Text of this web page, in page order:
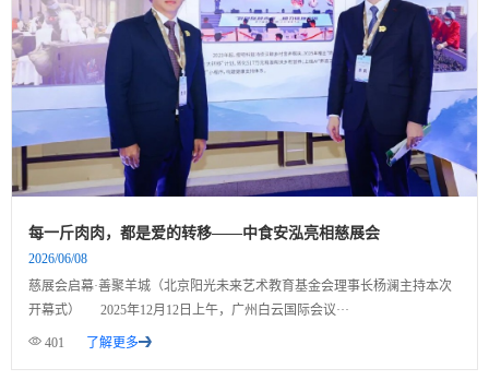
每一斤肉肉，都是爱的转移——中食安泓亮相慈展会
2026/06/08
慈展会启幕·善聚羊城（北京阳光未来艺术教育基金会理事长杨澜主持本次
开幕式） 2025年12月12日上午，广州白云国际会议···
401 了解更多